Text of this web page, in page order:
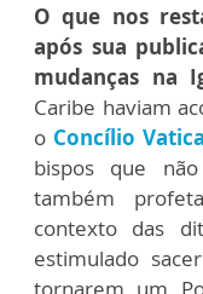
O que nos
após sua
mudanças na
Caribe haviam
o Concílio
bispos que
também
contexto das
estimulado
tornarem um